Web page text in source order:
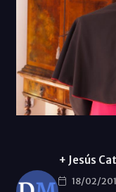
+ Jesús
18/02/